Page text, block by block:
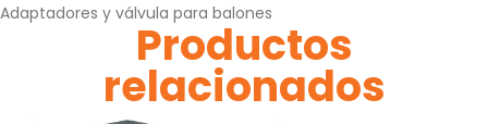
Adaptadores y válvula para balones
Productos
relacionados